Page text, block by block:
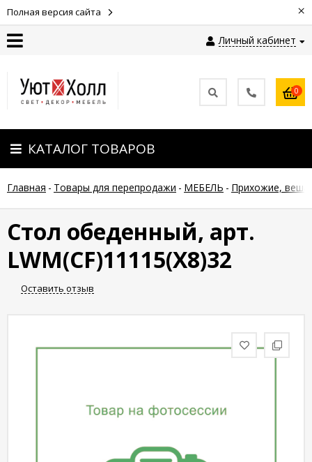
Полная версия сайта ×
Личный кабинет
Оплата
Доставка
Гарантия
возврат
Новости
конфиденциальности
0
КАТАЛОГ ТОВАРОВ
Главная - Товары для перепродажи - МЕБЕЛЬ - Прихожие,
Стол обеденный, арт.
LWM(CF)11115(X8)32
Оставить отзыв